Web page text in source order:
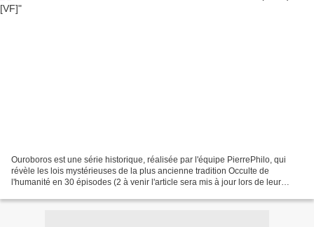
Ouroboros est une série historique, réalisée par l'équipe PierrePhilo, qui
révèle les lois mystérieuses de la plus ancienne tradition Occulte de
l'humanité en 30 épisodes (2 à venir l'article sera mis à jour lors de leur